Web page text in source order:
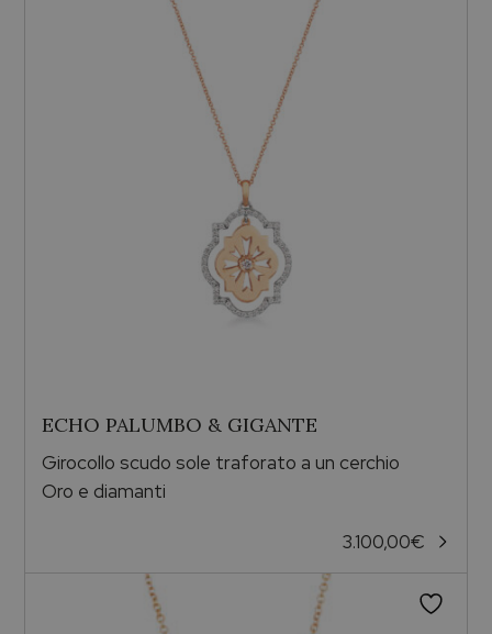
ECHO PALUMBO & GIGANTE
Girocollo scudo sole traforato a un cerchio
Oro e diamanti
3.100,00€